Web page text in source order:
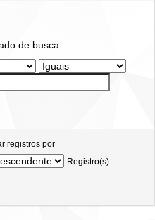
de busca.
registros por
Registro(s)